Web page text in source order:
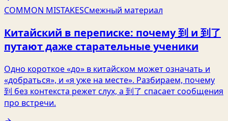
COMMON MISTAKESСмежный материал
Китайский в переписке: почему 到 и 到了
путают даже старательные ученики
Одно короткое «до» в китайском может означать и
«добраться», и «я уже на месте». Разбираем, почему
到 без контекста режет слух, а 到了 спасает сообщения
про встречи.